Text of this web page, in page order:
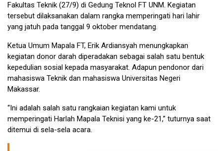
Fakultas Teknik (27/9) di Gedung Teknol FT UNM. Kegiatan
tersebut dilaksanakan dalam rangka memperingati hari lahir
yang jatuh pada tanggal 9 oktober mendatang.
Ketua Umum Mapala FT, Erik Ardiansyah menungkapkan
kegiatan donor darah diperadakan sebagai salah satu bentuk
kepedulian sosial kepada masyarakat. Adapun pendonor dari
mahasiswa Teknik dan mahasiswa Universitas Negeri
Makassar.
“Ini adalah salah satu rangkaian kegiatan kami untuk
memperingati Harlah Mapala Teknisi yang ke-21,” tuturnya saat
ditemui di sela-sela acara.